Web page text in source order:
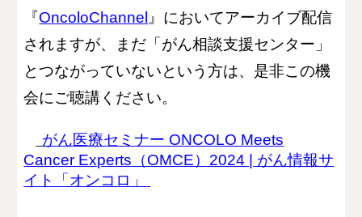
『OncoloChannel 』においてアーカイブ配信
されますが、まだ「がん相談支援センター」
とつながっていないという方は、 是非この機
会にご聴講ください。
がん医療セミナー ONCOLO Meets
Cancer Experts（OMCE）2024 | がん情報サ
イト「オンコロ」